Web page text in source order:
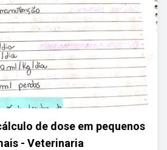
de dose em pequenos
- Veterinaria